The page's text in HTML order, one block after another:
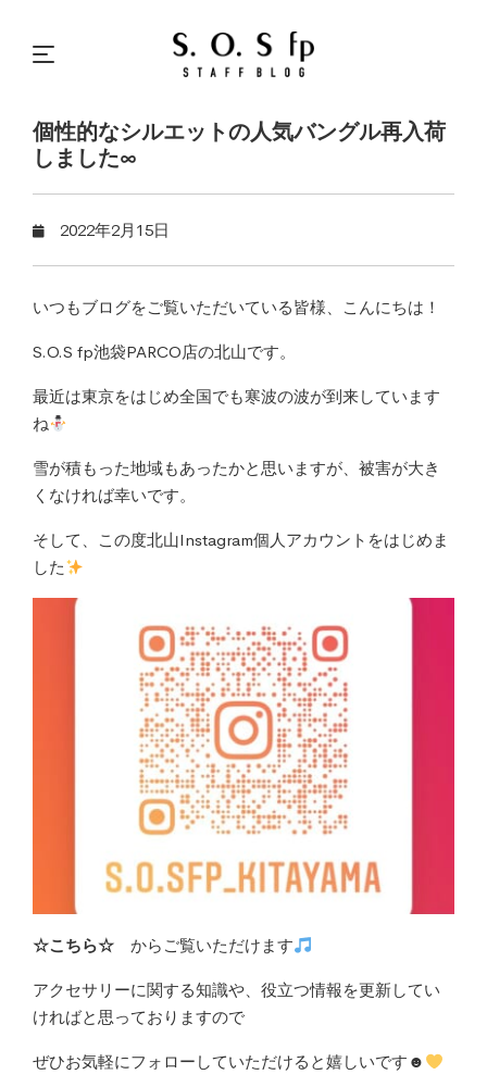
個性的なシルエットの人気バングル再入荷
しました∞
2022年2月15日
いつもブログをご覧いただいている皆様、こんにちは！
S.O.S fp池袋PARCO店の北山です。
最近は東京をはじめ全国でも寒波の波が到来しています
ね
雪が積もった地域もあったかと思いますが、被害が大き
くなければ幸いです。
そして、この度北山Instagram個人アカウントをはじめま
した
☆こちら☆ からご覧いただけます
アクセサリーに関する知識や、役立つ情報を更新してい
ければと思っておりますので
ぜひお気軽にフォローしていただけると嬉しいです☻